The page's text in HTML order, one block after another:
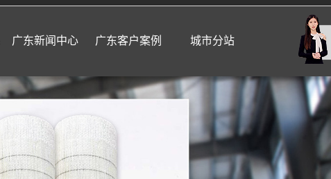
广东新闻中心 广东客户案例 城市分站